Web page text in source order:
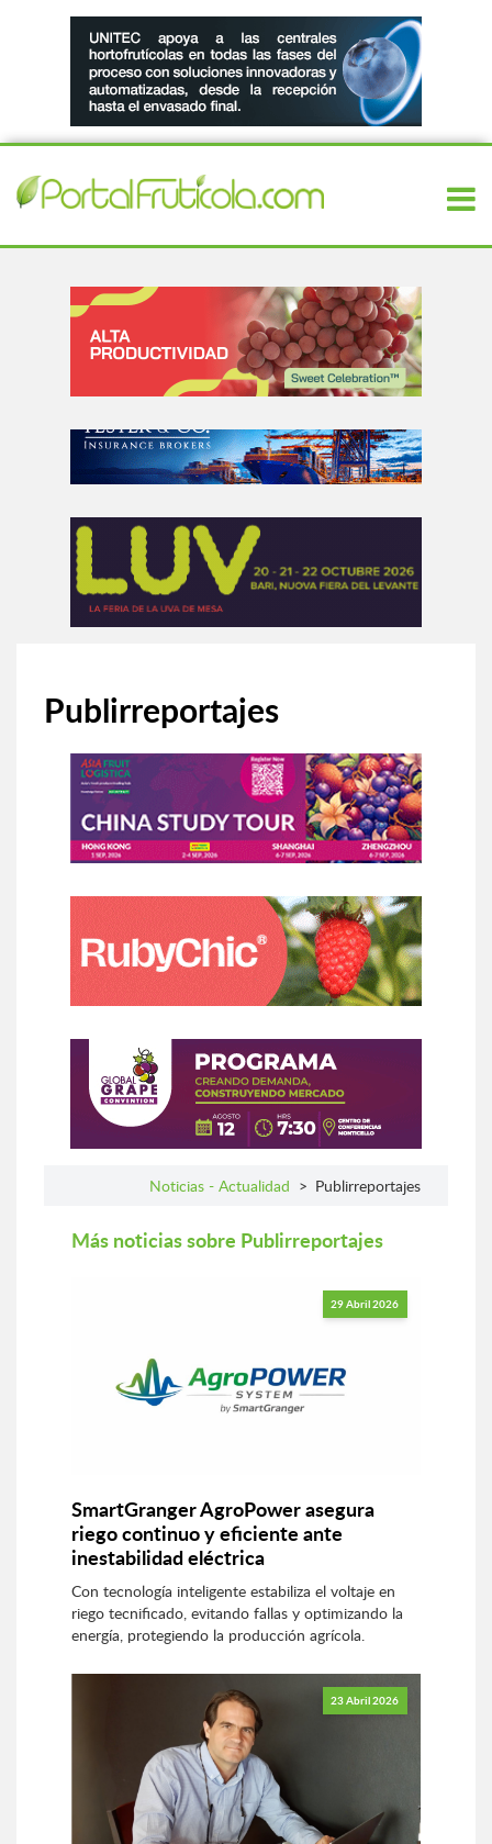
Publirreportajes
Noticias - Actualidad > Publirreportajes
Más noticias sobre Publirreportajes
29 Abril 2026
SmartGranger AgroPower asegura
riego continuo y eficiente ante
inestabilidad eléctrica
Con tecnología inteligente estabiliza el voltaje en
riego tecnificado, evitando fallas y optimizando la
energía, protegiendo la producción agrícola.
23 Abril 2026